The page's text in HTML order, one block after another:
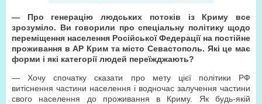
— Про генерацію людських потоків із Криму все
зрозуміло. Ви говорили про спеціальну політику щодо
переміщення населення Російської Федерації на постійне
проживання в АР Крим та місто Севастополь. Які це має
форми і які категорії людей переїжджають?
— Хочу спочатку сказати про мету цієї політики РФ
витіснення частини населення і водночас залучення частини
свого населення до проживання в Криму. Як будь-якій